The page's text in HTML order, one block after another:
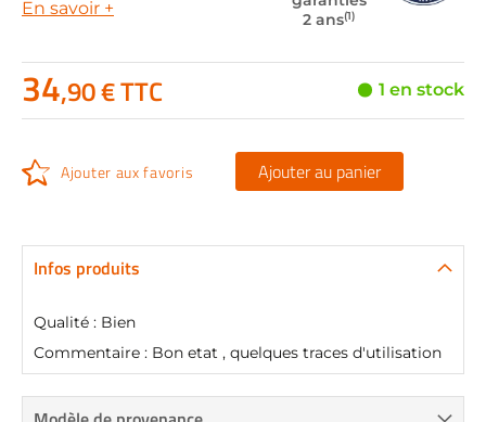
En savoir +
2 ans(1)
34,90 € TTC 1 en stock
Ajouter aux favoris Ajouter au panier
Infos produits
Qualité : Bien
Commentaire : Bon etat , quelques traces d'utilisation